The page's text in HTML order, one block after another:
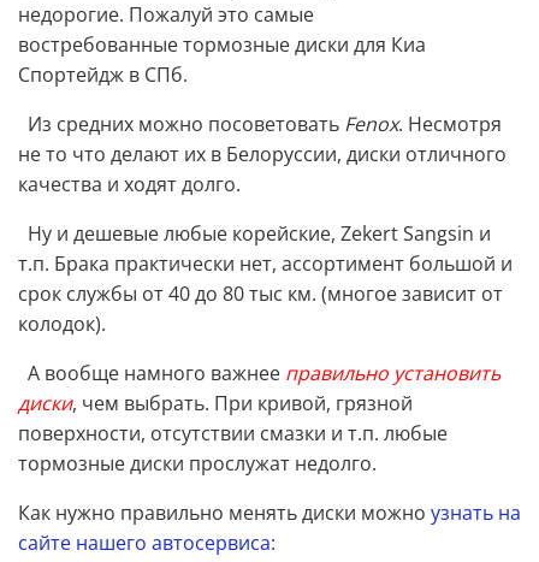
недорогие. Пожалуй это самые
востребованные тормозные диски для Киа
Спортейдж в СПб.
Из средних можно посоветовать Fenox. Несмотря
не то что делают их в Белоруссии, диски отличного
качества и ходят долго.
Ну и дешевые любые корейские, Zekert Sangsin и
т.п. Брака практически нет, ассортимент большой и
срок службы от 40 до 80 тыс км. (многое зависит от
колодок).
А вообще намного важнее правильно установить
диски, чем выбрать. При кривой, грязной
поверхности, отсутствии смазки и т.п. любые
тормозные диски прослужат недолго.
Как нужно правильно менять диски можно узнать на
сайте нашего автосервиса: